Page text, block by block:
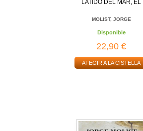
LATIDO DEL MAR, EL
MOLIST, JORGE
Disponible
22,90 €
AFEGIR A LA CISTELLA